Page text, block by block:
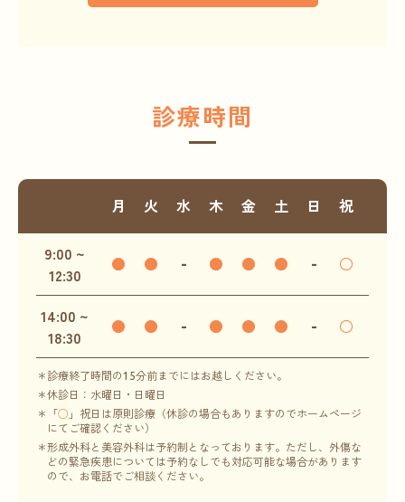
診療時間
月 火 水 木 金 土 日 祝
9:00 ~
12:30
● ● - ● ● ● - ○
14:00 ~
18:30
● ● - ● ● ● - ○
診療終了時間の15分前までにはお越しください。
休診日：水曜日・日曜日
「 ○ 」祝日は原則診療（休診の場合もありますのでホームページ
にてご確認ください）
形成外科と美容外科は予約制となっております。ただし、外傷な
どの緊急疾患については予約なしでも対応可能な場合があります
ので、お電話でご相談ください。